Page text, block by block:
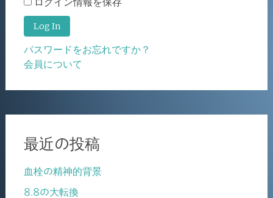
ログイン情報を保存
パスワードをお忘れですか？
会員について
最近の投稿
血栓の精神的背景
8.8の大転換